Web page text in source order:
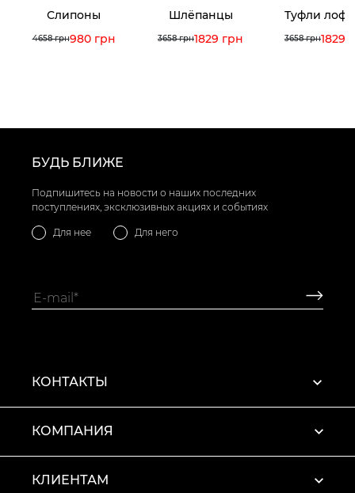
Слипоны
4658 грн980 грн
Шлёпанцы
3658 грн1829 грн
Туфли
3658 грн1829
БУДЬ БЛИЖЕ
Подпишитесь на новости о наших последних
поступлениях, эксклюзивных акциях и событиях
Для нее Для него
КОНТАКТЫ
КОМПАНИЯ
КЛИЕНТАМ